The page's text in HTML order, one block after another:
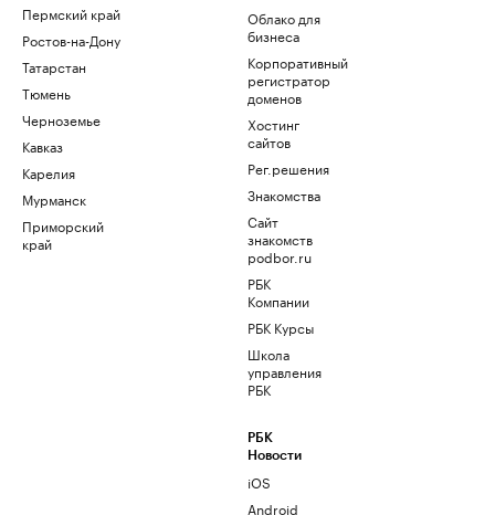
Пермский край
Ростов-на-Дону
Татарстан
Тюмень
Черноземье
Кавказ
Карелия
Мурманск
Приморский
край
Облако для
бизнеса
Корпоративный
регистратор
доменов
Хостинг
сайтов
Рег.решения
Знакомства
Сайт
знакомств
podbor.ru
РБК
Компании
РБК Курсы
Школа
управления
РБК
РБК
Новости
iOS
Android